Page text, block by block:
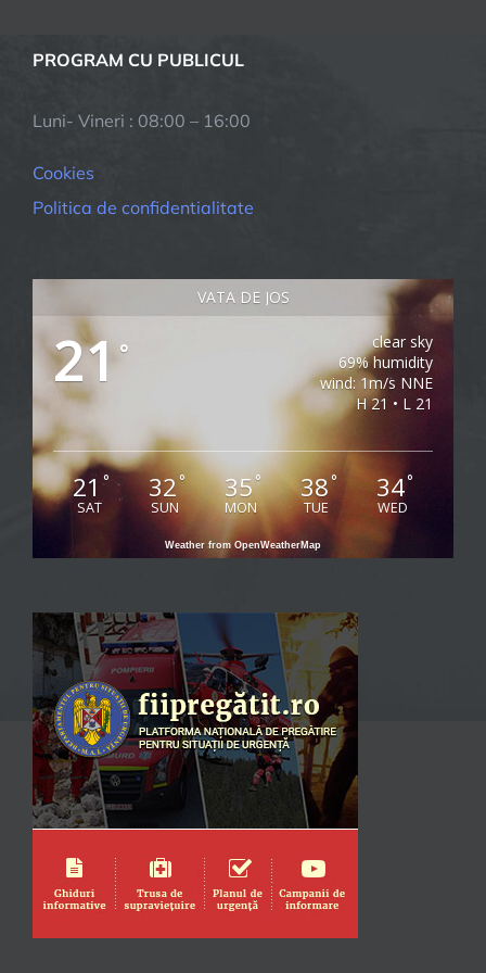
PROGRAM CU PUBLICUL
Luni- Vineri : 08:00 – 16:00
Cookies
Politica de confidentialitate
VATA DE JOS
21°
clear sky
69% humidity
wind: 1m/s NNE
H 21 • L 21
21 °
SAT
32°
SUN
35°
MON
38°
TUE
34°
WED
Weather from OpenWeatherMap